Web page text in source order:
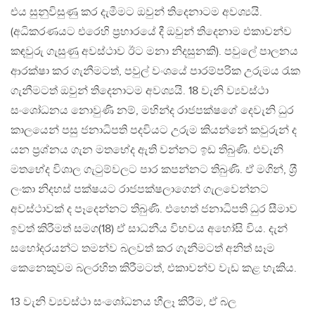
එය සුනුවිසුණු කර දැමීමට ඔවුන් තිදෙනාටම අවශ්‍යයි.
(අධිකරණයට එරෙහි ප‍්‍රහාරයේ දී ඔවුන් තිදෙනාම එකාවන්ව
කඳවුරු ගැසුණු අවස්ථාව ඊට මනා නිදසුනකි). පවුලේ පාලනය
ආරක්ෂා කර ගැනීමටත්, පවුල් වංශයේ පාරම්පරික උරුමය රැක
ගැනීමටත් ඔවුන් තිදෙනාටම අවශ්‍යයි. 18 වැනි ව්‍යවස්ථා
සංශෝධනය නොවුණි නම්, මහින්ද රාජපක්ෂගේ දෙවැනි ධුර
කාලයෙන් පසු ජනාධිපති පදවියට උරුම කියන්නේ කවුරුන් ද
යන ප‍්‍රශ්නය ගැන මතභේද ඇති වන්නට ඉඩ තිබුණි. එවැනි
මතභේද විශාල ගැටුම්වලට පාර කපන්නට තිබුණි. ඒ මගින්, ශ‍්‍රී
ලංකා නිදහස් පක්ෂයට රාජපක්ෂලාගෙන් ගැලවෙන්නට
අවස්ථාවක් ද පෑදෙන්නට තිබුණි. එහෙත් ජනාධිපති ධුර සීමාව
ඉවත් කිරීමත් සමග(18) ඒ සාධනීය විභවය අහෝසි විය. දැන්
සහෝදරයන්ට තමන්ව බලවත් කර ගැනීමටත් අනිත් සෑම
කෙනෙකුවම බලරහිත කිරීමටත්, එකාවන්ව වැඩ කළ හැකිය.
13 වැනි ව්‍යවස්ථා සංශෝධනය හීලෑ කිරීම, ඒ බල